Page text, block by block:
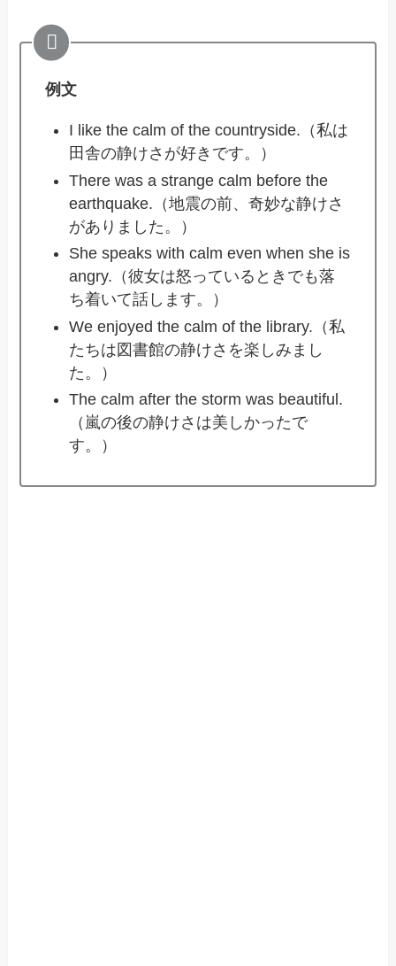
例文
I like the calm of the countryside.（私は
田舎の静けさが好きです。）
There was a strange calm before the
earthquake.（地震の前、奇妙な静けさ
がありました。）
She speaks with calm even when she is
angry.（彼女は怒っているときでも落
ち着いて話します。）
We enjoyed the calm of the library.（私
たちは図書館の静けさを楽しみまし
た。）
The calm after the storm was beautiful.
（嵐の後の静けさは美しかったで
す。）